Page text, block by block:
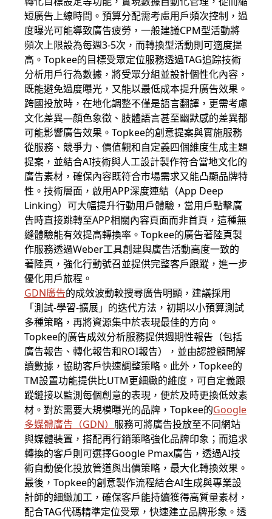
短廣告上線時間。預算分配需考慮用戶頻次控制，過
度曝光可能導致廣告疲勞，一般建議CPM型活動將
頻次上限設為每週3-5次，而轉換型活動則可適度提
高。Topkee的目標受眾定位服務透過TAG追踪技術
分析用戶行為數據，將受眾分組並設計個性化內容，
既能避免過度曝光，又能以最低成本提升廣告效果。
跨國投放時，在地化調整不僅是語言翻譯，更需考慮
文化差異—顏色象徵、肢體語言甚至幽默感的差異都
可能影響廣告效果。Topkee的創意提案與實施服務
從服務、競爭力、價值觀和自定義四個維度生成主題
提案，並結合AI技術與人工設計製作符合當地文化的
廣告素材，確保內容既符合市場需求又能凸顯品牌特
性。技術層面，啟用APP深度連結（App Deep
Linking）可大幅提升行動用戶體驗，當用戶點擊廣
告時直接跳轉至APP相關內容頁面而非首頁，這種無
縫體驗能有效提高轉換率。Topkee的廣告著陸頁製
作服務透過Weber工具創建與廣告活動高度一致的
著陸頁，強化行動號召並提供完整客戶跟蹤，進一步
優化用戶旅程。
GDN廣告的成效波動較搜尋廣告明顯，建議採用
「測試-學習-擴展」的迭代方法，初期以小預算測試
多種策略，再將資源集中於表現最佳的方向。
Topkee的廣告成效分析服務提供週期性報告（包括
廣告報告、轉化報告和ROI報告），並由認證顧問解
讀數據，協助客戶快速調整策略。此外，Topkee的
TM設置功能提供比UTM更細緻的維度，可自定義跟
蹤鏈接以監測每個創意的表現，便於及時更換低效素
材。對於需要大規模曝光的品牌，Topkee的Google
多媒體廣告（GDN） 服務可將廣告投放至不同網站
與媒體裝置，搭配再行銷策略強化品牌印象；而追求
轉換的客戶則可選擇Google Pmax廣告，透過AI技
術自動優化投放管道與出價策略，最大化轉換效果。
最後，Topkee的創意製作流程結合AI生成與專業設
計師的細緻加工，確保客戶能持續獲得高質量素材，
配合TAG代碼精準定位受眾，快速建立品牌形象。透